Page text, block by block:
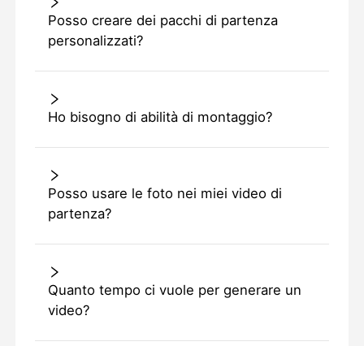
Posso creare dei pacchi di partenza
personalizzati?
Ho bisogno di abilità di montaggio?
Posso usare le foto nei miei video di
partenza?
Quanto tempo ci vuole per generare un
video?